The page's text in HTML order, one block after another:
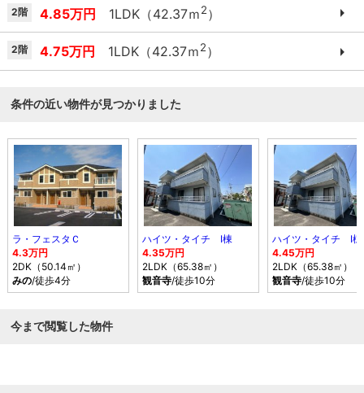
2階 4.85万円 1LDK（42.37ｍ2）
2階 4.75万円 1LDK（42.37ｍ2）
条件の近い物件が見つかりました
ラ・フェスタＣ
4.3万円
2DK（50.14㎡）
みの/徒歩4分
ハイツ・タイチ Ⅰ棟
4.35万円
2LDK（65.38㎡）
観音寺/徒歩10分
ハイツ・タイチ Ⅰ棟
4.45万円
2LDK（65.38㎡）
観音寺/徒歩10分
今まで閲覧した物件